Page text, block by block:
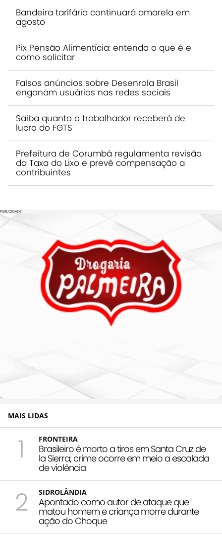
Bandeira tarifária continuará amarela em
agosto
Pix Pensão Alimentícia: entenda o que é e
como solicitar
Falsos anúncios sobre Desenrola Brasil
enganam usuários nas redes sociais
Saiba quanto o trabalhador receberá de
lucro do FGTS
Prefeitura de Corumbá regulamenta revisão
da Taxa do Lixo e prevê compensação a
contribuintes
PUBLICIDADE
MAIS LIDAS
1 FRONTEIRA
Brasileiro é morto a tiros em Santa Cruz de
la Sierra; crime ocorre em meio a escalada
de violência
2 SIDROLÂNDIA
Apontado como autor de ataque que
matou homem e criança morre durante
ação do Choque